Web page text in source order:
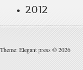
2012
Theme: Elegant press © 2026